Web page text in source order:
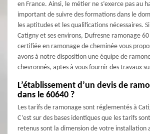
en France. Ainsi, le métier ne s’exerce pas au
important de suivre des formations dans le
les aptitudes et les qualifications nécessaires.
Catigny et ses environs, Dufresne ramonage
certifiée en ramonage de cheminée vous
avons à notre disposition une équipe de
chevronnés, aptes à vous fournir des travaux
L’établissement d’un devis de
dans le 60640 ?
Les tarifs de ramonage sont réglementés à
C’est sur des bases identiques que les tarifs
retenus sont la dimension de votre installation